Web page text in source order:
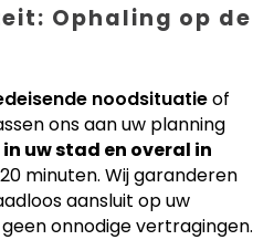
Ophaling op de
noodsituatieof
ons aan uw planning
in uw stad en overal in
minuten. Wij garanderen
aansluit op uw
onnodige vertragingen.